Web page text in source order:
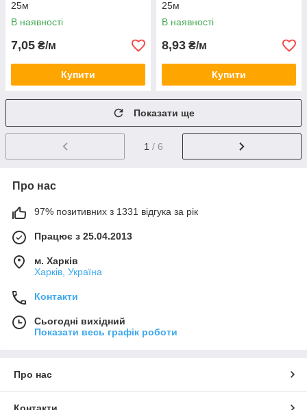
25м
В наявності
7,05 ₴/м
Купити
25м
В наявності
8,93 ₴/м
Купити
Показати ще
1 / 6
Про нас
97% позитивних з 1331 відгука за рік
Працює з 25.04.2013
м. Харків
Харків, Україна
Контакти
Сьогодні вихідний
Показати весь графік роботи
Про нас